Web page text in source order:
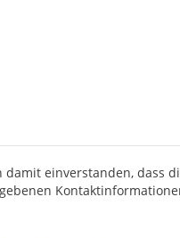
einverstanden, dass